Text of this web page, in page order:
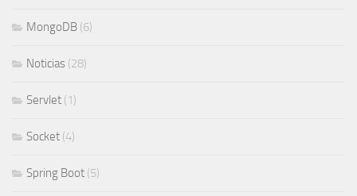
MongoDB (6)
Noticias (28)
Servlet (1)
Socket (4)
Spring Boot (5)